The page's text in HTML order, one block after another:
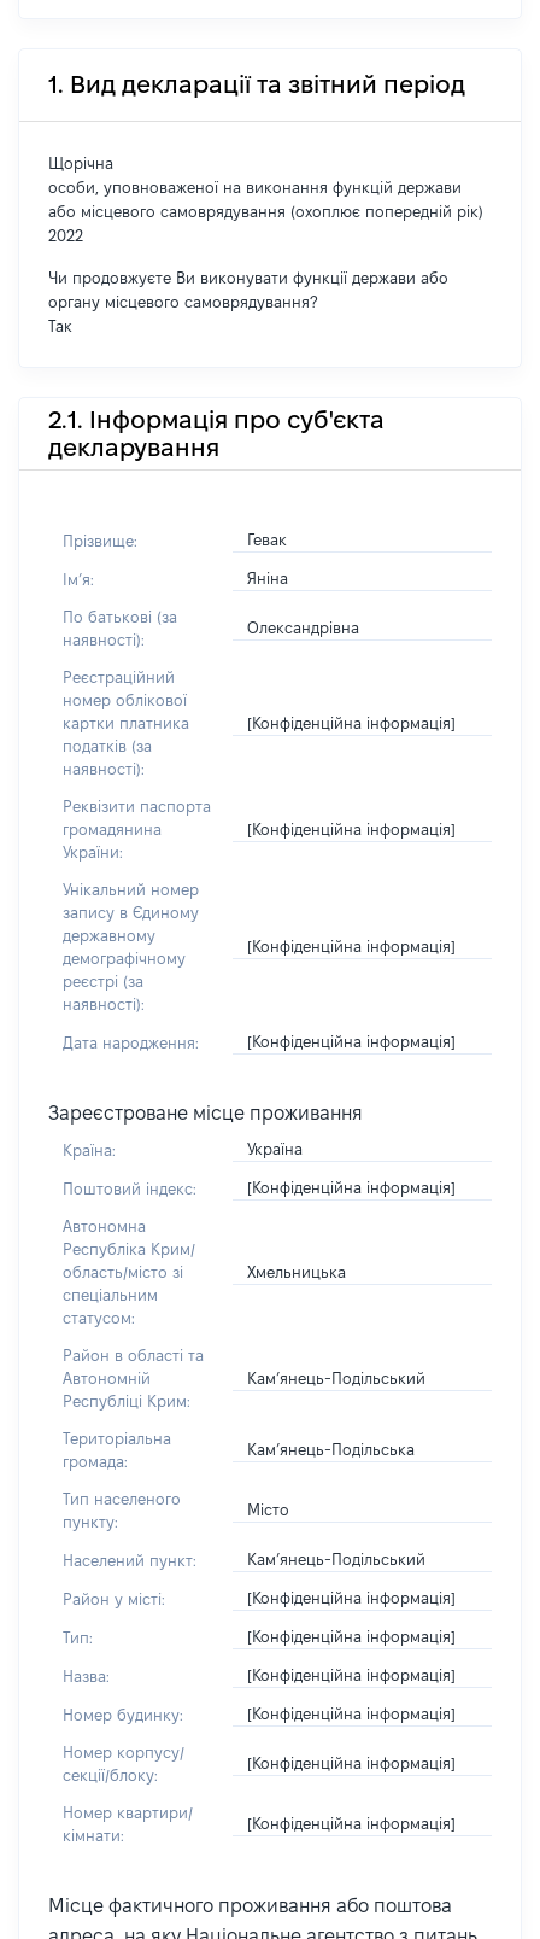
1. Вид декларації та звітний період
Щорічна
особи, уповноваженої на виконання функцій держави
або місцевого самоврядування (охоплює попередній рік)
2022
Чи продовжуєте Ви виконувати функції держави або
органу місцевого самоврядування?
Так
2.1. Інформація про суб'єкта
декларування
Прізвище: Гевак
Імʼя: Яніна
По батькові (за
наявності):
Олександрівна
Реєстраційний
номер облікової
картки платника
податків (за
наявності):
[Конфіденційна інформація]
Реквізити паспорта
громадянина
України:
[Конфіденційна інформація]
Унікальний номер
запису в Єдиному
державному
демографічному
реєстрі (за
наявності):
[Конфіденційна інформація]
Дата народження: [Конфіденційна інформація]
Зареєстроване місце проживання
Країна: Україна
Поштовий індекс: [Конфіденційна інформація]
Автономна
Республіка Крим/
область/місто зі
спеціальним
статусом:
Хмельницька
Район в області та
Автономній
Республіці Крим:
Кам’янець-Подільський
Територіальна
громада:
Кам’янець-Подільська
Тип населеного
пункту:
Місто
Населений пункт: Кам’янець-Подільський
Район у місті: [Конфіденційна інформація]
Тип: [Конфіденційна інформація]
Назва: [Конфіденційна інформація]
Номер будинку: [Конфіденційна інформація]
Номер корпусу/
секції/блоку:
[Конфіденційна інформація]
Номер квартири/
кімнати:
[Конфіденційна інформація]
Місце фактичного проживання або поштова